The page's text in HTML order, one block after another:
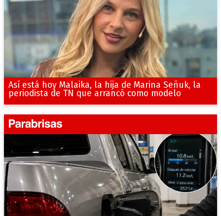
Así está hoy Malaika, la hija de Marina Señuk, la
periodista de TN que arrancó como modelo